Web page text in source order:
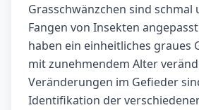
Grasschwänzchen sind schmal
Fangen von Insekten
haben ein einheitliches graues
mit zunehmendem Alter
Veränderungen im Gefieder
Identifikation der